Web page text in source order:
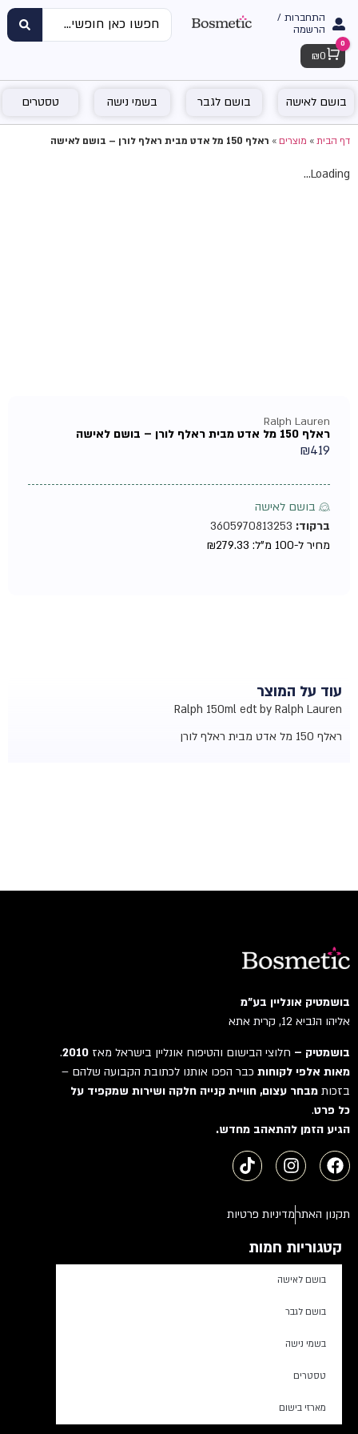
התחברות /
הרשמה
Cart
0
₪ 0
בושם לאישה בושם לגבר בשמי נישה טסטרים
דף הבית»מוצרים»ראלף 150 מל אדט מבית ראלף לורן – בושם לאישה
Loading...
Ralph Lauren
ראלף 150 מל אדט מבית ראלף לורן – בושם לאישה
₪419
♀ בושם לאישה
ברקוד:3605970813253
מחיר ל-100 מ"ל:
₪279.33
עוד על המוצר
Ralph 150ml edt by Ralph Lauren
ראלף 150 מל אדט
מבית ראלף לורן
בושמטיק אונליין בע"מ
אליהו הנביא 12, קרית אתא
בושמטיק –חלוצי הבישום והטיפוח אונליין בישראל מאז2010
.
מאות אלפי לקוחותכבר הפכו אותנו לכתובת הקבועה שלהם –
בזכותמבחר עצום, חוויית קנייה חלקה ושירות שמקפיד על
כל פרט.
הגיע הזמן להתאהב מחדש.
תקנון האתרמדיניות פרטיות
קטגוריות חמות
בושם לאישה
בושם לגבר
בשמי נישה
טסטרים
מארזי בישום